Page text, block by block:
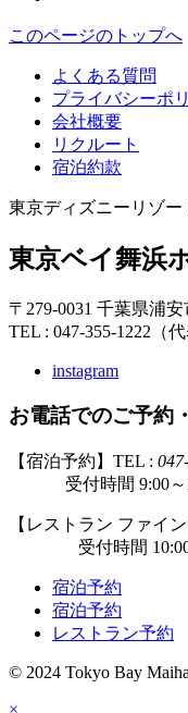
このページのトップへ
よくある質問
プライバシーポ
会社概要
リクルート
宿泊約款
東京ディズニーリゾ
東京ベイ舞浜
〒279-0031 千葉県浦
TEL : 047-355-1222（代
instagram
お電話でのご予約
【宿泊予約】TEL :
受付時間 9:00～
【レストラン ファイ
受付時間 10:00
宿泊予約
宿泊予約
レストラン予約
© 2024 Tokyo Bay
×